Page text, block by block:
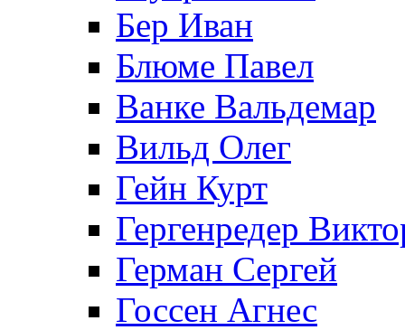
Бер Иван
Блюме Павел
Ванке Вальдемар
Вильд Олег
Гейн Курт
Гергенредер
Герман Сергей
Госсен Агнес